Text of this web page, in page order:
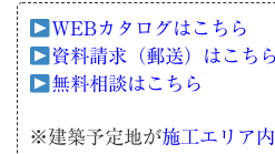
WEBカタログはこちら
資料請求（郵送）はこちら
無料相談はこちら
※建築予定地が施工エリア